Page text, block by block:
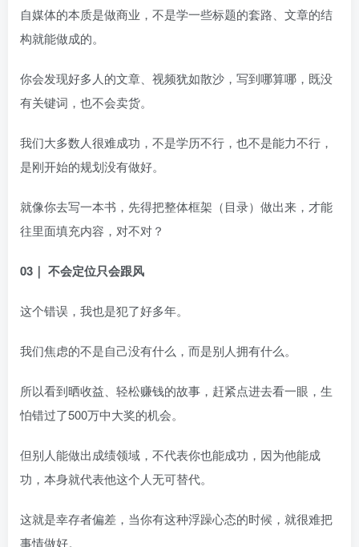
自媒体的本质是做商业，不是学一些标题的套路、文章的结
构就能做成的。
你会发现好多人的文章、视频犹如散沙，写到哪算哪，既没
有关键词，也不会卖货。
我们大多数人很难成功，不是学历不行，也不是能力不行，
是刚开始的规划没有做好。
就像你去写一本书，先得把整体框架（目录）做出来，才能
往里面填充内容，对不对？
03｜ 不会定位只会跟风
这个错误，我也是犯了好多年。
我们焦虑的不是自己没有什么，而是别人拥有什么。
所以看到晒收益、轻松赚钱的故事，赶紧点进去看一眼，生
怕错过了500万中大奖的机会。
但别人能做出成绩领域，不代表你也能成功，因为他能成
功，本身就代表他这个人无可替代。
这就是幸存者偏差，当你有这种浮躁心态的时候，就很难把
事情做好。